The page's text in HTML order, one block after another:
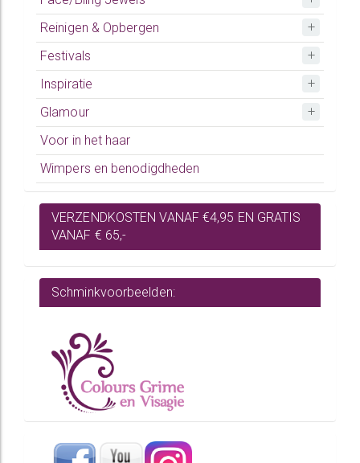
Reinigen & Opbergen
Festivals
Inspiratie
Glamour
Voor in het haar
Wimpers en benodigdheden
VERZENDKOSTEN VANAF €4,95 EN GRATIS
VANAF € 65,-
Schminkvoorbeelden: